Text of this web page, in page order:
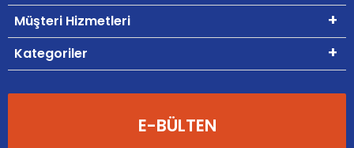
Müşteri Hizmetleri
Kategoriler
E-BÜLTEN